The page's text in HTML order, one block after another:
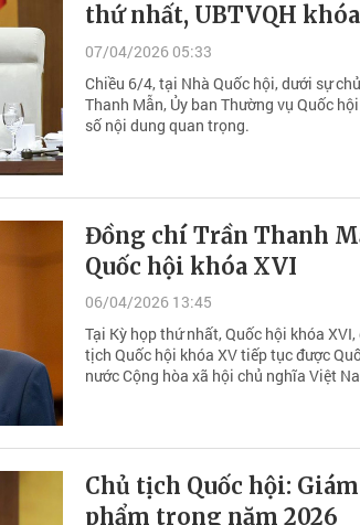
thứ nhất, UBTVQH
07/04/2026 05:33
Chiều 6/4, tại Nhà Quốc hội, dưới sự
Thanh Mẫn, Ủy ban Thường vụ Quốc
số nội dung quan trọng.
Đồng chí Trần Thanh
Quốc hội khóa XVI
06/04/2026 13:45
Tại Kỳ họp thứ nhất, Quốc hội khóa
tịch Quốc hội khóa XV tiếp tục được
nước Cộng hòa xã hội chủ nghĩa Việt
Chủ tịch Quốc hội:
phẩm trong năm 2026